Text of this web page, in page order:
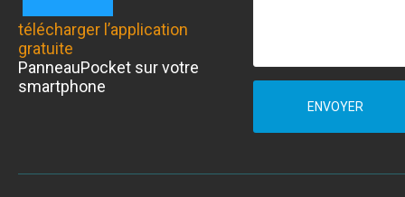
télécharger l’application
gratuite
PanneauPocket sur votre
smartphone
ENVOYER